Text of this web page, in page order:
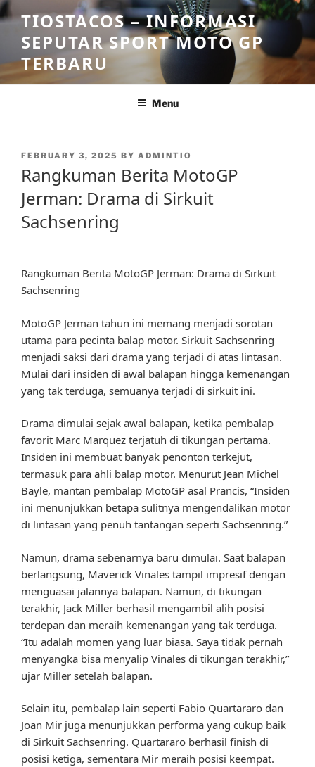
Skip
to
content
TIOSTACOS – INFORMASI
SEPUTAR SPORT MOTO GP
TERBARU
Menu
POSTED
FEBRUARY 3, 2025 BY ADMINTIO
Rangkuman Berita MotoGP
Jerman: Drama di Sirkuit
Sachsenring
Rangkuman Berita MotoGP Jerman: Drama di Sirkuit
Sachsenring
MotoGP Jerman tahun ini memang menjadi sorotan
utama para pecinta balap motor. Sirkuit Sachsenring
menjadi saksi dari drama yang terjadi di atas lintasan.
Mulai dari insiden di awal balapan hingga kemenangan
yang tak terduga, semuanya terjadi di sirkuit ini.
Drama dimulai sejak awal balapan, ketika pembalap
favorit Marc Marquez terjatuh di tikungan pertama.
Insiden ini membuat banyak penonton terkejut,
termasuk para ahli balap motor. Menurut Jean Michel
Bayle, mantan pembalap MotoGP asal Prancis, “Insiden
ini menunjukkan betapa sulitnya mengendalikan motor
di lintasan yang penuh tantangan seperti Sachsenring.”
Namun, drama sebenarnya baru dimulai. Saat balapan
berlangsung, Maverick Vinales tampil impresif dengan
menguasai jalannya balapan. Namun, di tikungan
terakhir, Jack Miller berhasil mengambil alih posisi
terdepan dan meraih kemenangan yang tak terduga.
“Itu adalah momen yang luar biasa. Saya tidak pernah
menyangka bisa menyalip Vinales di tikungan terakhir,”
ujar Miller setelah balapan.
Selain itu, pembalap lain seperti Fabio Quartararo dan
Joan Mir juga menunjukkan performa yang cukup baik
di Sirkuit Sachsenring. Quartararo berhasil finish di
posisi ketiga, sementara Mir meraih posisi keempat.